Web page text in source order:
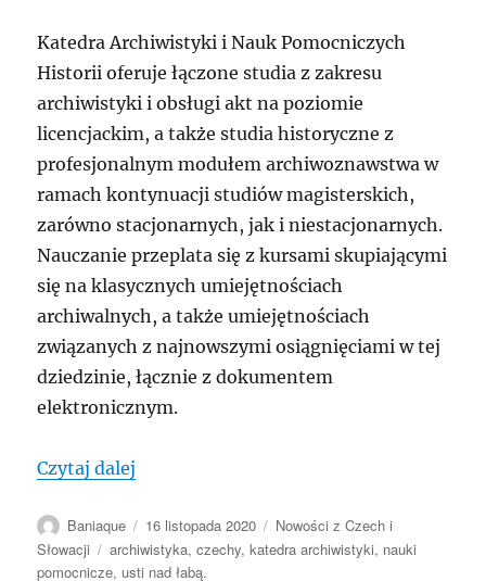
Katedra Archiwistyki i Nauk Pomocniczych
Historii oferuje łączone studia z zakresu
archiwistyki i obsługi akt na poziomie
licencjackim, a także studia historyczne z
profesjonalnym modułem archiwoznawstwa w
ramach kontynuacji studiów magisterskich,
zarówno stacjonarnych, jak i niestacjonarnych.
Nauczanie przeplata się z kursami skupiającymi
się na klasycznych umiejętnościach
archiwalnych, a także umiejętnościach
związanych z najnowszymi osiągnięciami w tej
dziedzinie, łącznie z dokumentem
elektronicznym.
Czytaj dalej
Autor
Baniaque
Data
publikacji
16 listopada 2020 Kategorie
Nowości z Czech i
Słowacji
Tagi
archiwistyka,czechy,katedra archiwistyki, nauki
pomocnicze, usti nad łabą.